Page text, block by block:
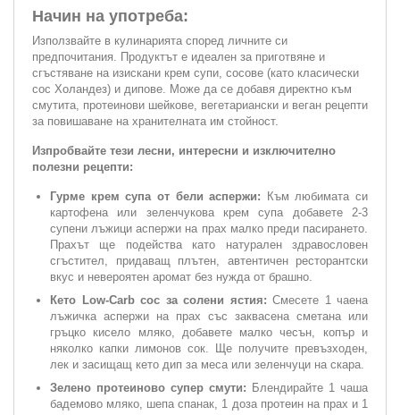
Начин на употреба:
Използвайте в кулинарията според личните си
предпочитания. Продуктът е идеален за приготвяне и
сгъстяване на изискани крем супи, сосове (като класически
сос Холандез) и дипове. Може да се добавя директно към
смутита, протеинови шейкове, вегетариански и веган рецепти
за повишаване на хранителната им стойност.
Изпробвайте тези лесни, интересни и изключително
полезни рецепти:
Гурме крем супа от бели аспержи: Към любимата си
картофена или зеленчукова крем супа добавете 2-3
супени лъжици аспержи на прах малко преди пасирането.
Прахът ще подейства като натурален здравословен
сгъстител, придаващ плътен, автентичен ресторантски
вкус и невероятен аромат без нужда от брашно.
Кето Low-Carb сос за солени ястия: Смесете 1 чаена
лъжичка аспержи на прах със заквасена сметана или
гръцко кисело мляко, добавете малко чесън, копър и
няколко капки лимонов сок. Ще получите превъзходен,
лек и засищащ кето дип за меса или зеленчуци на скара.
Зелено протеиново супер смути: Блендирайте 1 чаша
бадемово мляко, шепа спанак, 1 доза протеин на прах и 1